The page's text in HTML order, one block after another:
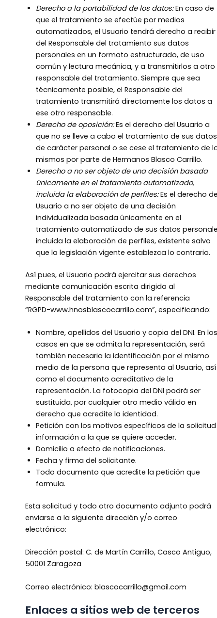
Derecho a la portabilidad de los datos:En caso de
que el tratamiento se efectúe por medios
automatizados, el Usuario tendrá derecho a recibir
del Responsable del tratamiento sus datos
personales en un formato estructurado, de uso
común y lectura mecánica, y a transmitirlos a otro
responsable del tratamiento. Siempre que sea
técnicamente posible, el Responsable del
tratamiento transmitirá directamente los datos a
ese otro responsable.
Derecho de oposición:Es el derecho del Usuario a
que no se lleve a cabo el tratamiento de sus datos
de carácter personal o se cese el tratamiento de
mismos por parte de Hermanos Blasco Carrillo.
Derecho a no ser objeto de una decisión basada
únicamente en el tratamiento automatizado,
incluida la elaboración de perfiles:Es el derecho
Usuario a no ser objeto de una decisión
individualizada basada únicamente en el
tratamiento automatizado de sus datos
incluida la elaboración de perfiles, existente salvo
que la legislación vigente establezca lo contrario.
Así pues, el Usuario podrá ejercitar sus derechos
mediante comunicación escrita dirigida al
Responsable del tratamiento con la referencia
“RGPD-www.hnosblascocarrillo.com”, especificando:
Nombre, apellidos del Usuario y copia del DNI. En los
casos en que se admita la representación, será
también necesaria la identificación por el mismo
medio de la persona que representa al Usuario, así
como el documento acreditativo de la
representación. La fotocopia del DNI podrá ser
sustituida, por cualquier otro medio válido en
derecho que acredite la identidad.
Petición con los motivos específicos de la
información a la que se quiere acceder.
Domicilio a efecto de notificaciones.
Fecha y firma del solicitante.
Todo documento que acredite la petición que
formula.
Esta solicitud y todo otro documento adjunto podrá
enviarse a la siguiente dirección y/o correo
electrónico:
Dirección postal: C. de Martín Carrillo, Casco Antiguo,
50001 Zaragoza
Correo electrónico: blascocarrillo@gmail.com
Enlaces a sitios web de terceros